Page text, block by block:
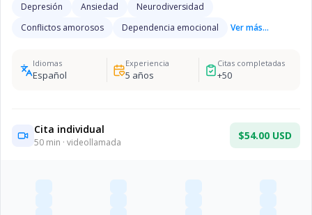
Depresión Ansiedad
Neurodiversidad
Conflictos amorosos
Dependencia emocional Ver más...
Idiomas
Español
Experiencia
5 años
Citas completadas
+50
Cita individual
50 min · videollamada
$54.00 USD